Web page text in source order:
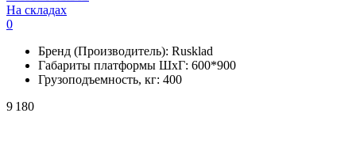
На складах
0
Бренд (Производитель): Rusklad
Габариты платформы ШxГ: 600*900
Грузоподъемность, кг: 400
9 180